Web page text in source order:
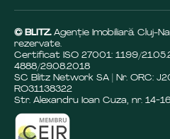
© BLITZ. Agenție Imobiliară Cluj-
rezervate.
Certificat ISO 27001: 1199/
4888/29.08.2018
SC Blitz Network SA | Nr. ORC:
RO31138322
Str. Alexandru Ioan Cuza, nr. 14-